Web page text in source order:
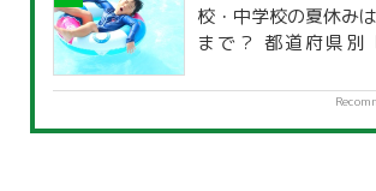
校・中学校の夏休み
まで？ 都道府県別